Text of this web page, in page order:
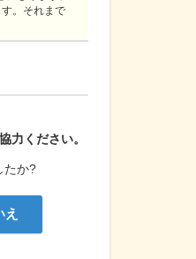
力ください。
たか?
え
。それまで